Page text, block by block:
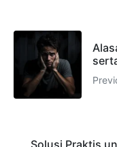
Solusi Praktis